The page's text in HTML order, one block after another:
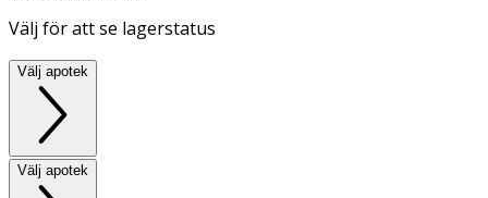
Välj för att se lagerstatus
Välj apotek
Välj apotek